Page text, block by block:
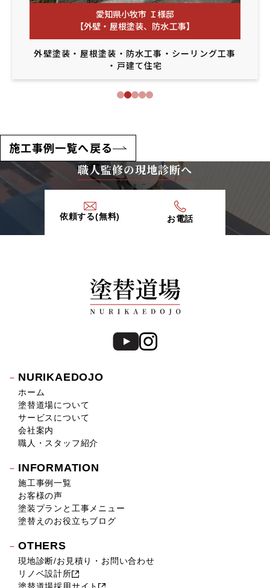
愛知県小牧市 Ｉ様邸
【外壁・屋根塗装、防水工事】
外壁塗装 ・ 屋根塗装 ・ 防水工事 ・ シーリング工事
・ 戸建て住宅
施工事例一覧へ戻る
職人監修の現地診断へ
依頼する(無料) お電話
NURIKAEDOJO
ホーム
塗替道場について
サービスについて
会社案内
職人・スタッフ紹介
INFORMATION
施工事例一覧
お客様の声
塗装プランと工事メニュー
塗替えのお役立ちブログ
OTHERS
現地診断/お見積り・お問い合わせ
リノベ設計所